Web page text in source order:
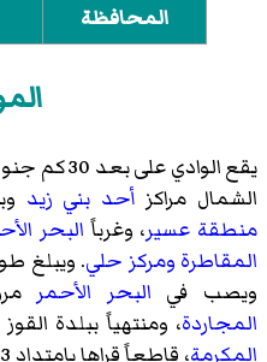
المحافظة
يقع الوادي على بعد 30 كم جنوب
الشمال مراكز أحد بني زيد
منطقة عسير، وغرباً البحر
المقاطرة ومركز حلي
ويصب في البحر الأحمر
المجاردة، ومنتهياً ببلدة
المكرمة